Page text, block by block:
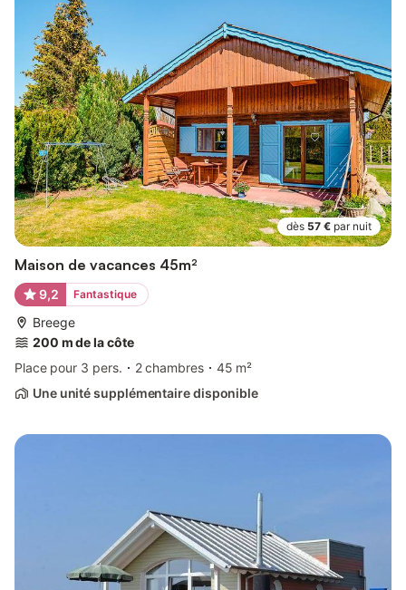
dès 57 € par nuit
Maison de vacances 45m²
9,2 Fantastique
Breege
200 m de la côte
Place pour 3 pers.
2 chambres
45 m²
Une unité supplémentaire disponible